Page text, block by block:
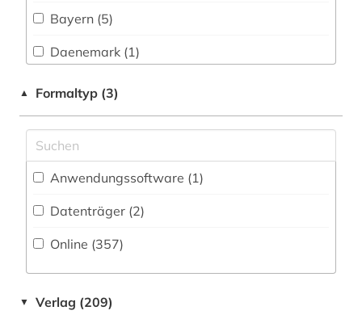
Werkstoffwissenschaften und
Wirtschaftswissenschaften (25)
Wissenschaftskunde, Forschung, Hochschul-,
Museumswesen (10)
atlas (1)
aufsatzdatenbank (1)
ausgestorbene (1)
bakterien (1)
Bayern (5)
Daenemark (1)
Europa (9)
Hessen (1)
Kanada (1)
▲ Formaltyp (3)
Anwendungssoftware (1)
Datenträger (2)
Online (357)
▼ Verlag (209)